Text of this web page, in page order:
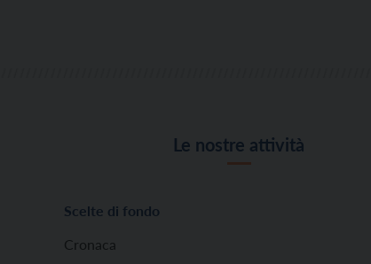
Le nostre attività
Scelte di fondo
Cronaca